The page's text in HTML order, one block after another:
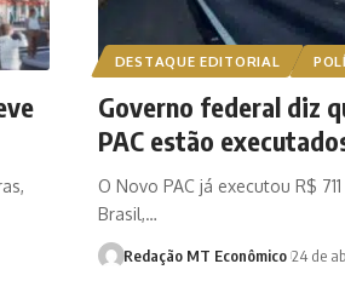
DESTAQUE EDITORIAL
Governo federal diz
PAC estão
O Novo PAC já executou R$
Brasil,…
Redação MT Econômico 24 de